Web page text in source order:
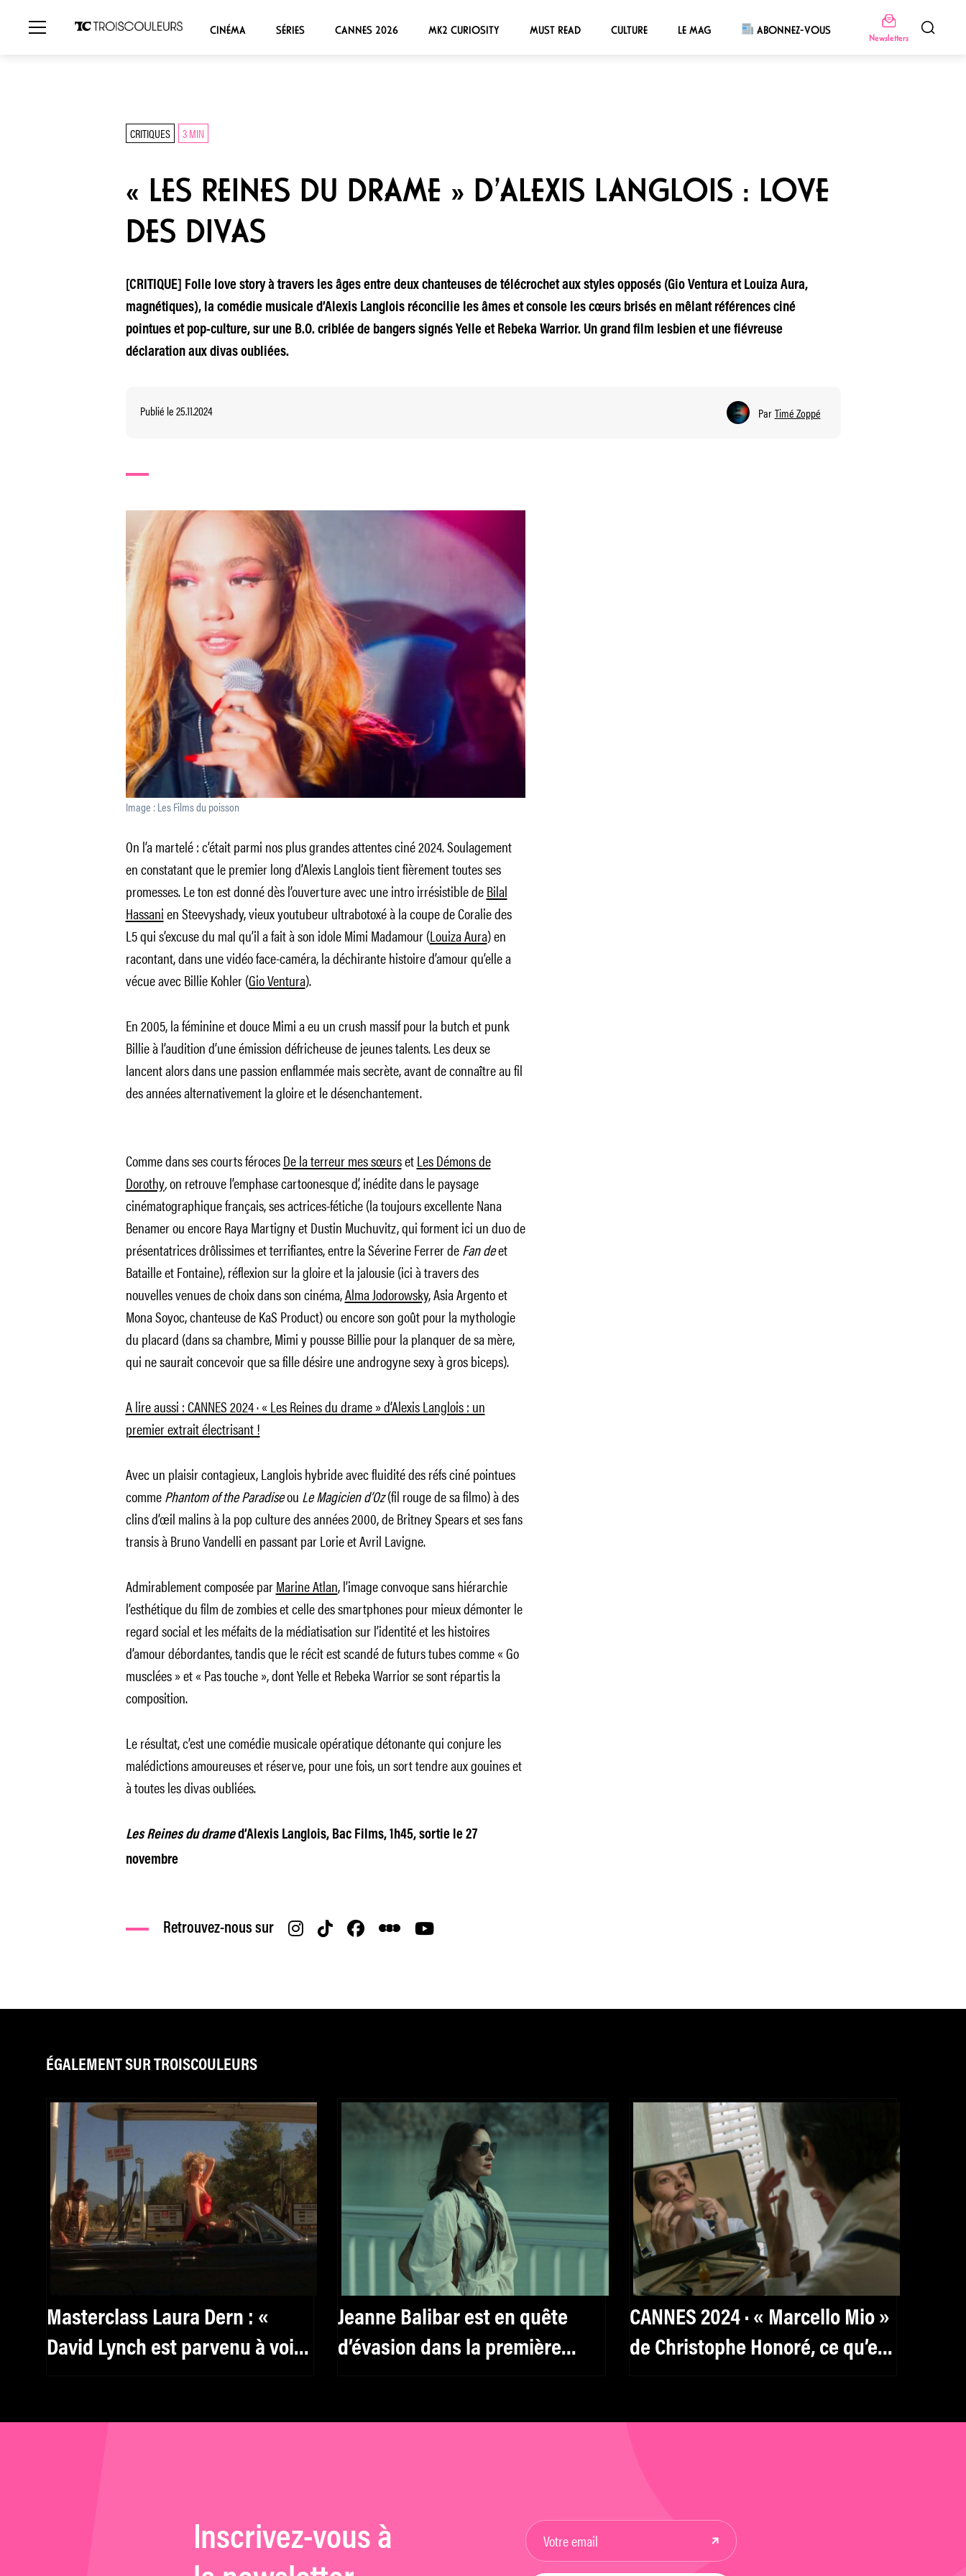
CINÉMA SÉRIES CANNES 2026 MK2 CURIOSITY MUST READ CULTURE LE MAG ABONNEZ-VOUS
Newsletters
CRITIQUES 3 MIN
« LES REINES DU DRAME » D’ALEXIS LANGLOIS : LOVE
DES DIVAS
[CRITIQUE] Folle love story à travers les âges entre deux chanteuses de télécrochet aux styles opposés (Gio Ventura et Louiza Aura,
magnétiques), la comédie musicale d’Alexis Langlois réconcilie les âmes et console les cœurs brisés en mêlant références ciné
pointues et pop-culture, sur une B.O. criblée de bangers signés Yelle et Rebeka Warrior. Un grand film lesbien et une fiévreuse
déclaration aux divas oubliées.
Publié le 25.11.2024 Par Timé Zoppé
Image : Les Films du poisson
On l’a martelé : c’était parmi nos plus grandes attentes ciné 2024. Soulagement
en constatant que le premier long d’Alexis Langlois tient fièrement toutes ses
promesses. Le ton est donné dès l’ouverture avec une intro irrésistible deBilal
Hassanien Steevyshady, vieux youtubeur ultrabotoxé à la coupe de Coralie des
L5 qui s’excuse du mal qu’il a fait à son idole Mimi Madamour (Louiza Aura) en
racontant, dans une vidéo face-caméra, la déchirante histoire d’amour qu’elle a
vécue avec Billie Kohler (Gio Ventura).
En 2005, la féminine et douce Mimi a eu un crush massif pour la butch et punk
Billie à l’audition d’une émission défricheuse de jeunes talents. Les deux se
lancent alors dans une passion enflammée mais secrète, avant de connaître au fil
des années alternativement la gloire et le désenchantement.
Comme dans ses courts férocesDe la terreur mes sœursetLes Démons de
Dorothy,on retrouve l’emphase cartoonesque d’, inédite dans le paysage
cinématographique français, ses actrices-fétiche (la toujours excellente Nana
Benamer ou encore Raya Martigny et Dustin Muchuvitz, qui forment ici un duo de
présentatrices drôlissimes et terrifiantes, entre la Séverine Ferrer deFan deet
Bataille et Fontaine), réflexion sur la gloire et la jalousie (ici à travers des
nouvelles venues de choix dans son cinéma,Alma Jodorowsky, Asia Argento et
Mona Soyoc, chanteuse de KaS Product) ou encore son goût pour la mythologie
du placard (dans sa chambre, Mimi y pousse Billie pour la planquer de sa mère,
qui ne saurait concevoir que sa fille désire une androgyne sexy à gros biceps).
A lire aussi : CANNES 2024 · « Les Reines du drame » d’Alexis Langlois : un
premier extrait électrisant !
Avec un plaisir contagieux, Langlois hybride avec fluidité des réfs ciné pointues
commePhantom of the Paradiseou Le Magicien d’Oz(fil rouge de sa filmo) à des
clins d’œil malins à la pop culture des années 2000, de Britney Spears et ses fans
transis à Bruno Vandelli en passant par Lorie et Avril Lavigne.
Admirablement composée parMarine Atlan, l’image convoque sans hiérarchie
l’esthétique du film de zombies et celle des smartphones pour mieux démonter le
regard social et les méfaits de la médiatisation sur l’identité et les histoires
d’amour débordantes, tandis que le récit est scandé de futurs tubes comme « Go
musclées » et « Pas touche », dont Yelle et Rebeka Warrior se sont répartis la
composition.
Le résultat, c’est une comédie musicale opératique détonante qui conjure les
malédictions amoureuses et réserve, pour une fois, un sort tendre aux gouines et
à toutes les divas oubliées.
Les Reines du dramed’Alexis Langlois, Bac Films, 1h45, sortie le 27
novembre
Retrouvez-nous sur
ÉGALEMENT SUR TROISCOULEURS
Masterclass Laura Dern : «
David Lynch est parvenu à voir
Jeanne Balibar est en quête
d’évasion dans la première
CANNES 2024 · « Marcello Mio »
de Christophe Honoré, ce qu’en
Inscrivez-vous à